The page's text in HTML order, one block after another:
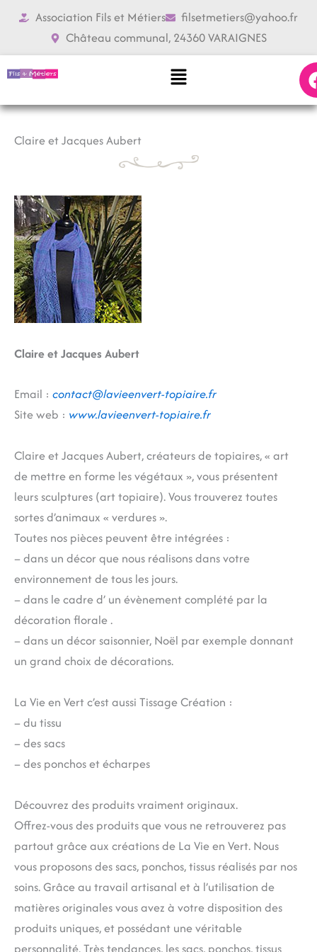
Aller
Association Fils et Métiers
filsetmetiers@yahoo.fr
Château communal, 24360 VARAIGNES
Menu
Claire et JacquesAubert
Claire et Jacques Aubert
Email : contact@lavieenvert-topiaire.fr
Site web : www.lavieenvert-topiaire.fr
Claire et Jacques Aubert, créateurs de topiaires, « art
de mettre en forme les végétaux », vous présentent
leurs sculptures (art topiaire). Vous trouverez toutes
sortes d’animaux « verdures ».
Toutes nos pièces peuvent être intégrées :
– dans un décor que nous réalisons dans votre
environnement de tous les jours.
– dans le cadre d’ un évènement complété par la
décoration florale .
– dans un décor saisonnier, Noël par exemple donnant
un grand choix de décorations.
La Vie en Vert c’est aussi Tissage Création :
– du tissu
– des sacs
– des ponchos et écharpes
Découvrez des produits vraiment originaux.
Offrez-vous des produits que vous ne retrouverez pas
partout grâce aux créations de La Vie en Vert. Nous
vous proposons des sacs, ponchos, tissus réalisés par nos
soins. Grâce au travail artisanal et à l’utilisation de
matières originales vous avez à votre disposition des
produits uniques, et possédant une véritable
personnalité. Très tendances, les sacs, ponchos, tissus